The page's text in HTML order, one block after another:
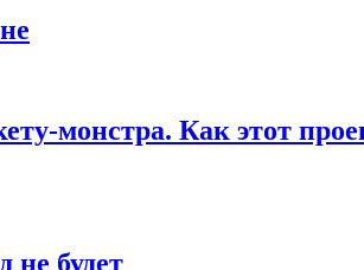
монстра. Как этот
не будет